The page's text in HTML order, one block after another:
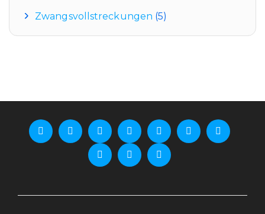
Zwangsvollstreckungen (5)